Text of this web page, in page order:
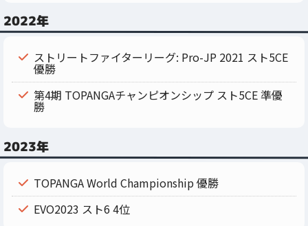
2022年
ストリートファイターリーグ: Pro-JP 2021 スト5CE
優勝
第4期 TOPANGAチャンピオンシップ スト5CE 準優
勝
2023年
TOPANGA World Championship 優勝
EVO2023 スト6 4位